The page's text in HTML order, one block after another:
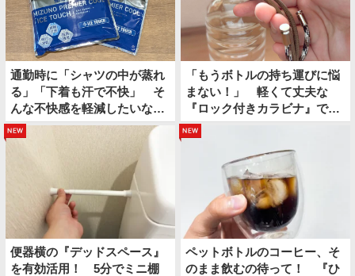
通勤時に「シャツの中が蒸れ
る」「下着も汗で不快」 そ
んな不快感を軽減したいなら
上下コレにしてみたら？
「もうボトルの持ち運びに悩
まない！」 軽くて丈夫な
『ロック付きカラビナ』で夏
のお出かけが快適になる
便器横の『デッドスペース』
を有効活用！ 5分でミニ棚
ペットボトルのコーヒー、そ
のまま飲むの待って！ 『ひ